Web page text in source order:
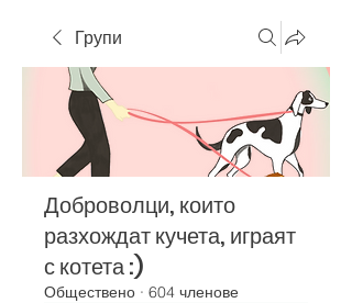
Групи
Доброволци, които
разхождат кучета, играят
с котета :)
Обществено · 604 членове